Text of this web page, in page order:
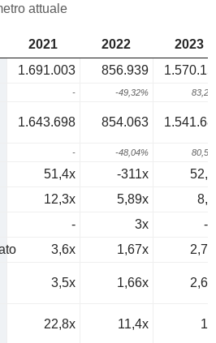
attuale
2021 2022
2023
1.691.003 856.939
- -49,32%
1.643.698 854.063
- -48,04%
51,4x -311x
12,3x 5,89x
- 3x
-
3,6x 1,67x
3,5x 1,66x
22,8x 11,4x